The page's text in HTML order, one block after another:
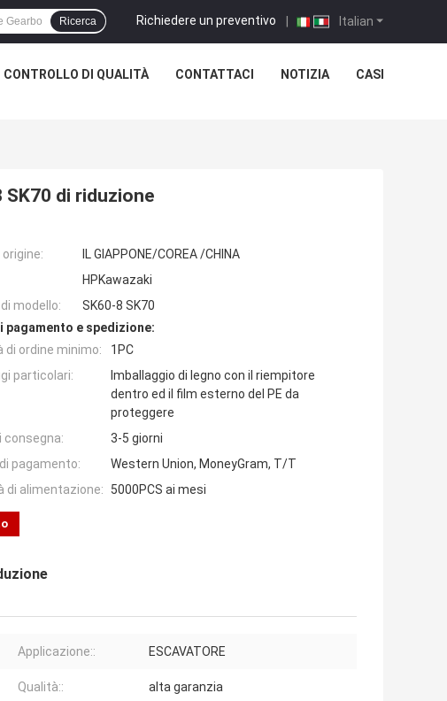
Italian
Richiedere un preventivo |
Ricerca
CONTROLLO DI QUALITÀ CONTATTACI NOTIZIA CASI
SK70 di riduzione
origine:
IL GIAPPONE/COREA /CHINA
HPKawazaki
modello:
SK60-8 SK70
pagamento e spedizione:
di ordine minimo:
1PC
particolari:
Imballaggio di legno con il riempitore
dentro ed il film esterno del PE da
proteggere
consegna:
3-5 giorni
pagamento:
Western Union, MoneyGram, T/T
di alimentazione:
5000PCS ai mesi
Applicazione:: ESCAVATORE
Qualità:: alta garanzia